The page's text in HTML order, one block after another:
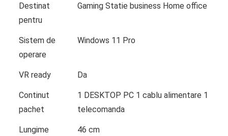
Destinat
pentru
Gaming Statie business Home office
Sistem de
operare
Windows 11 Pro
VR ready Da
Continut
pachet
1 DESKTOP PC 1 cablu alimentare 1
telecomanda
Lungime 46 cm